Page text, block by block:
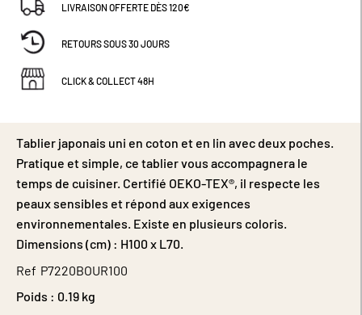
LIVRAISON OFFERTE DÈS 120€
RETOURS SOUS 30 JOURS
CLICK & COLLECT 48H
Tablier japonais uni en coton et en lin avec deux poches.
Pratique et simple, ce tablier vous accompagnera le
temps de cuisiner. Certifié OEKO-TEX®, il respecte les
peaux sensibles et répond aux exigences
environnementales. Existe en plusieurs coloris.
Dimensions (cm) : H100 x L70.
Ref P7220BOUR100
Poids : 0.19 kg